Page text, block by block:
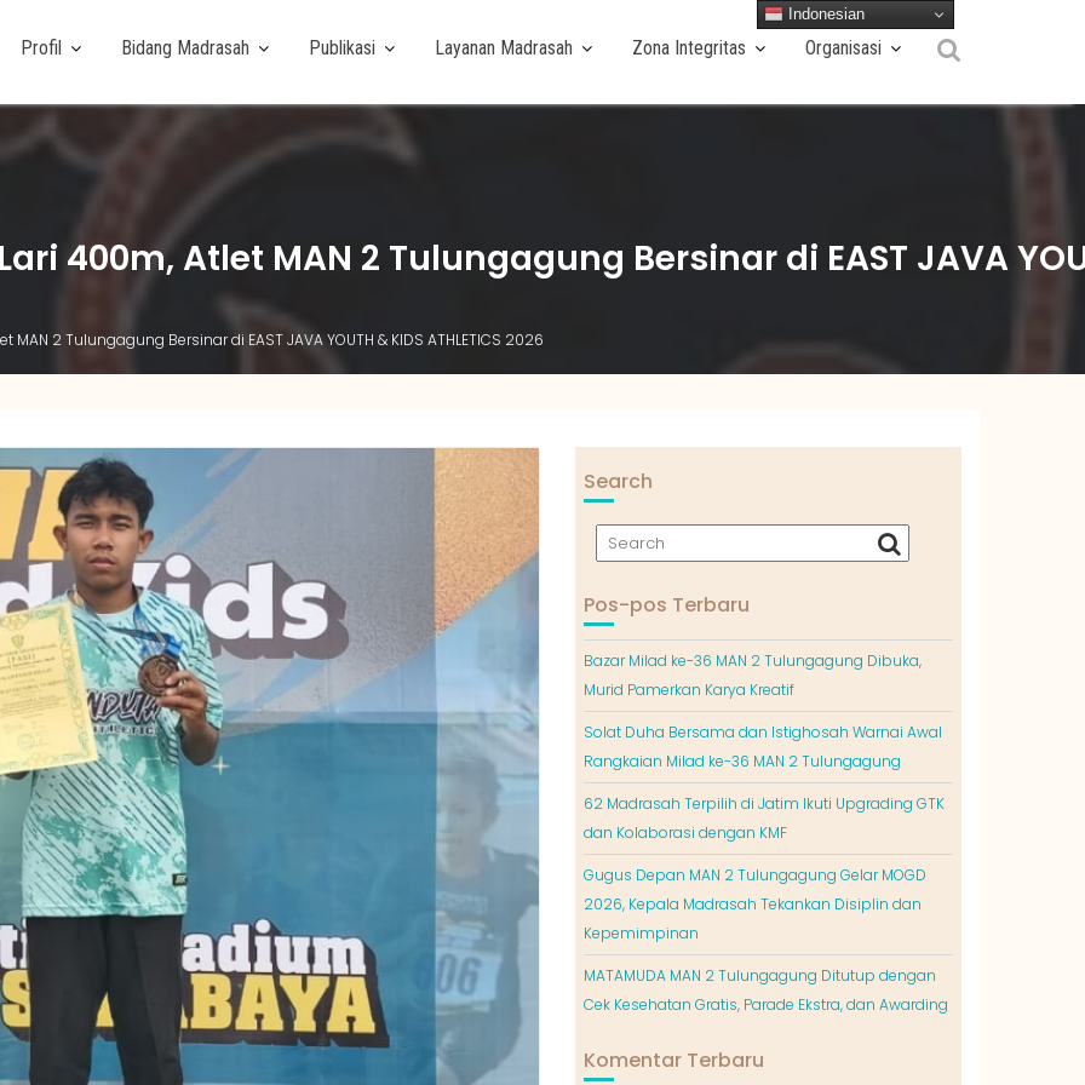
Profil Bidang Madrasah Publikasi Layanan Madrasah Zona Integritas Organisasi
400m, Atlet MAN 2 Tulungagung Bersinar di EAST JAVA
2 Tulungagung Bersinar di EAST JAVA YOUTH & KIDS ATHLETICS 2026
Search
Pos-pos Terbaru
Bazar Milad ke-36 MAN 2 Tulungagung Dibuka,
Murid Pamerkan Karya Kreatif
Solat Duha Bersama dan Istighosah Warnai Awal
Rangkaian Milad ke-36 MAN 2 Tulungagung
62 Madrasah Terpilih di Jatim Ikuti Upgrading GTK
dan Kolaborasi dengan KMF
Gugus Depan MAN 2 Tulungagung Gelar MOGD
2026, Kepala Madrasah Tekankan Disiplin dan
Kepemimpinan
MATAMUDA MAN 2 Tulungagung Ditutup dengan
Cek Kesehatan Gratis, Parade Ekstra, dan Awarding
Komentar Terbaru
Indonesian